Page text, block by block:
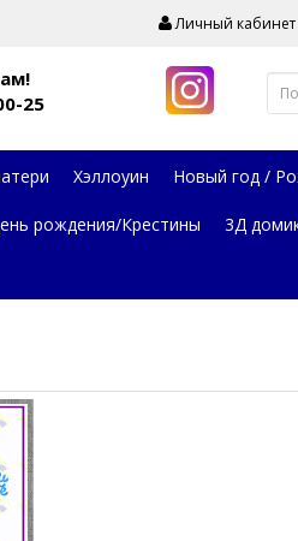
Личный кабинет
25
Хэллоуин Новый год /
рождения/Крестины 3Д